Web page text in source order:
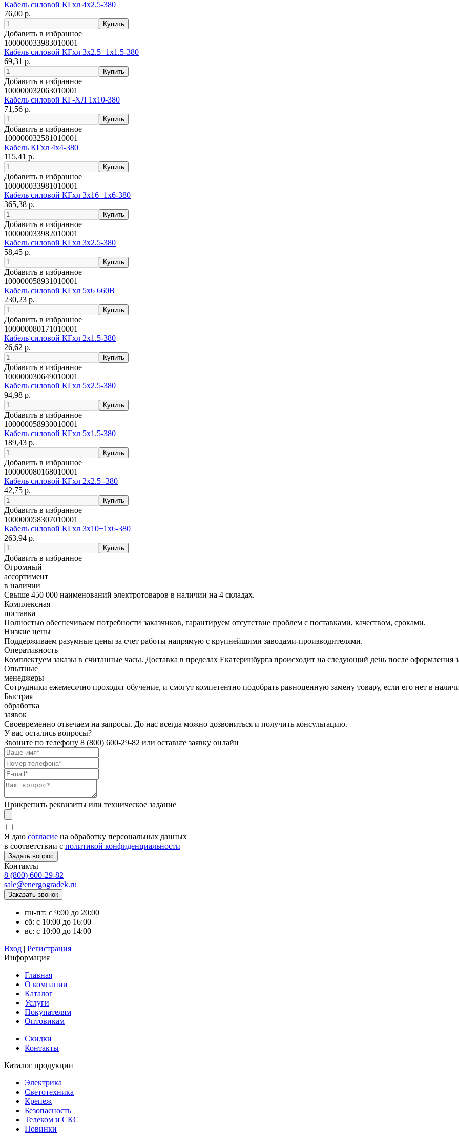
Кабель силовой КГхл 4х2.5-380
76,00 р.
Добавить в избранное
100000033983010001
Кабель силовой КГхл 3х2.5+1х1.5-380
69,31 р.
Добавить в избранное
100000032063010001
Кабель силовой КГ-ХЛ 1х10-380
71,56 р.
Добавить в избранное
100000032581010001
Кабель КГхл 4х4-380
115,41 р.
Добавить в избранное
100000033981010001
Кабель силовой КГхл 3х16+1х6-380
365,38 р.
Добавить в избранное
100000033982010001
Кабель силовой КГхл 3х2.5-380
58,45 р.
Добавить в избранное
100000058931010001
Кабель силовой КГхл 5х6 660В
230,23 р.
Добавить в избранное
100000080171010001
Кабель силовой КГхл 2х1.5-380
26,62 р.
Добавить в избранное
100000030649010001
Кабель силовой КГхл 5х2.5-380
94,98 р.
Добавить в избранное
100000058930010001
Кабель силовой КГхл 5х1.5-380
189,43 р.
Добавить в избранное
100000080168010001
Кабель силовой КГхл 2х2.5 -380
42,75 р.
Добавить в избранное
100000058307010001
Кабель силовой КГхл 3х10+1х6-380
263,94 р.
Добавить в избранное
Огромный
ассортимент
в наличии
Свыше 450 000 наименований электротоваров в наличии на 4 складах.
Комплексная
поставка
Полностью обеспечиваем потребности заказчиков, гарантируем отсутствие проблем с поставками, качеством, сроками.
Низкие цены
Поддерживаем разумные цены за счет работы напрямую с крупнейшими заводами-производителями.
Оперативность
Комплектуем заказы в считанные часы. Доставка в пределах Екатеринбурга происходит на следующий день после оформления
Опытные
менеджеры
Сотрудники ежемесячно проходят обучение, и смогут компетентно подобрать равноценную замену товару, если его нет в
Быстрая
обработка
заявок
Своевременно отвечаем на запросы. До нас всегда можно дозвониться и получить консультацию.
У вас остались вопросы?
Звоните по телефону 8 (800) 600-29-82 или оставьте заявку онлайн
Прикрепить реквизиты или техническое задание
Я даю согласие на обработку персональных данных
в соответствии с политикой конфиденциальности
Контакты
8 (800) 600-29-82
sale@energogradek.ru
пн-пт: с 9:00 до 20:00
сб: с 10:00 до 16:00
вс: с 10:00 до 14:00
Вход | Регистрация
Информация
Главная
О компании
Каталог
Услуги
Покупателям
Оптовикам
Скидки
Контакты
Каталог продукции
Электрика
Светотехника
Крепеж
Безопасность
Телеком и СКС
Новинки